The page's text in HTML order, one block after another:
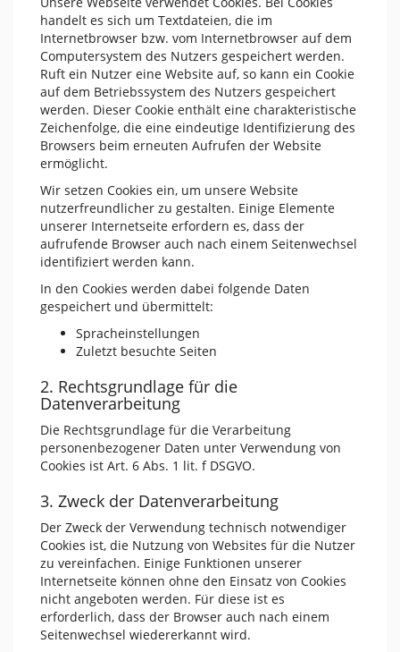
handelt es sich um Textdateien, die im
Internetbrowser bzw. vom Internetbrowser auf dem
Computersystem des Nutzers gespeichert werden.
Ruft ein Nutzer eine Website auf, so kann ein Cookie
auf dem Betriebssystem des Nutzers gespeichert
werden. Dieser Cookie enthält eine charakteristische
Zeichenfolge, die eine eindeutige Identifizierung des
Browsers beim erneuten Aufrufen der Website
ermöglicht.
Wir setzen Cookies ein, um unsere Website
nutzerfreundlicher zu gestalten. Einige Elemente
unserer Internetseite erfordern es, dass der
aufrufende Browser auch nach einem Seitenwechsel
identifiziert werden kann.
In den Cookies werden dabei folgende Daten
gespeichert und übermittelt:
Spracheinstellungen
Zuletzt besuchte Seiten
2. Rechtsgrundlage für die
Datenverarbeitung
Die Rechtsgrundlage für die Verarbeitung
personenbezogener Daten unter Verwendung von
Cookies ist Art. 6 Abs. 1 lit. f DSGVO.
3. Zweck der Datenverarbeitung
Der Zweck der Verwendung technisch notwendiger
Cookies ist, die Nutzung von Websites für die Nutzer
zu vereinfachen. Einige Funktionen unserer
Internetseite können ohne den Einsatz von Cookies
nicht angeboten werden. Für diese ist es
erforderlich, dass der Browser auch nach einem
Seitenwechsel wiedererkannt wird.